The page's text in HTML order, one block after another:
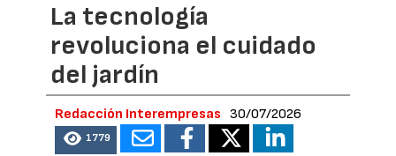
La tecnología
revoluciona el cuidado
del jardín
Redacción Interempresas 30/07/2026
1779